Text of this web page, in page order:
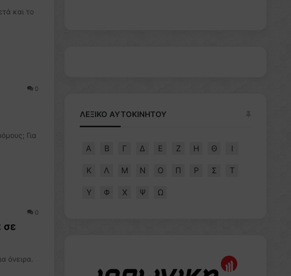
και το
0
Για
0
σε
όνειρα.
ΛΕΞΙΚΟ ΑΥΤΟΚΙΝΗΤΟΥ
Α Β Γ Δ Ε Ζ Η Θ Ι
Κ Λ Μ Ν Ο Π Ρ Σ Τ
Υ Φ Χ Ψ Ω